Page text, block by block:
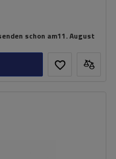
schon am11. August